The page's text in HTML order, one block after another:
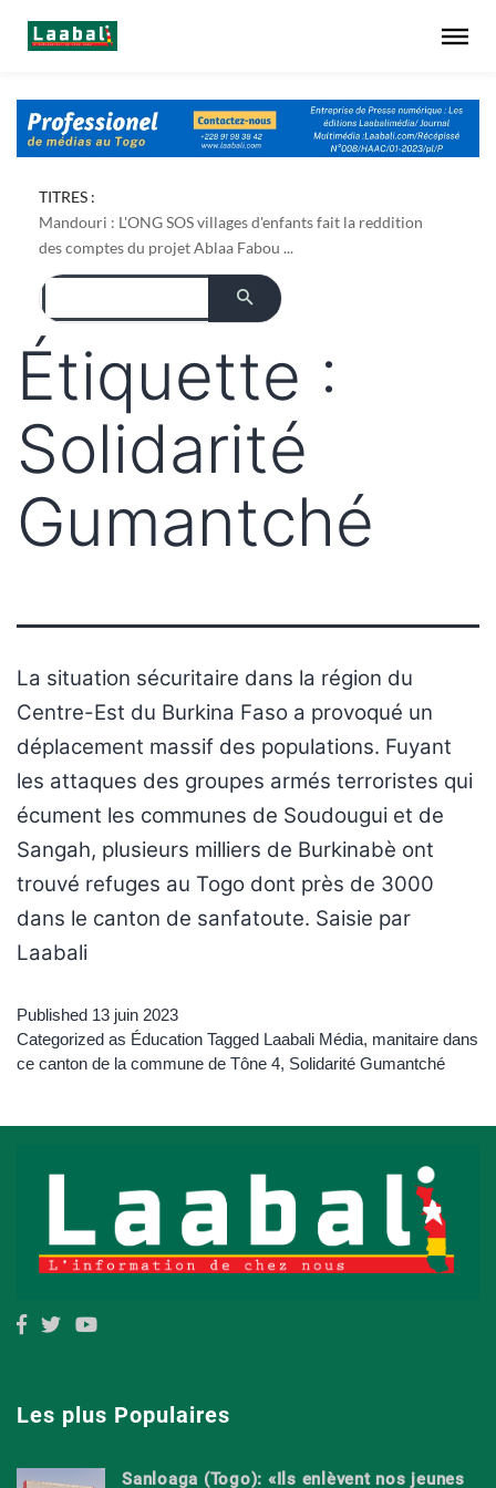
TITRES :
Mandouri : L'ONG SOS villages d'enfants fait la reddition
des comptes du projet Ablaa Fabou ...
Étiquette :
Solidarité
Gumantché
La situation sécuritaire dans la région du
Centre-Est du Burkina Faso a provoqué un
déplacement massif des populations. Fuyant
les attaques des groupes armés terroristes qui
écument les communes de Soudougui et de
Sangah, plusieurs milliers de Burkinabè ont
trouvé refuges au Togo dont près de 3000
dans le canton de sanfatoute. Saisie par
Laabali
Published 13 juin 2023
Categorized as Éducation Tagged Laabali Média, manitaire dans
ce canton de la commune de Tône 4, Solidarité Gumantché
Les plus Populaires
Sanloaga (Togo): «Ils enlèvent nos jeunes